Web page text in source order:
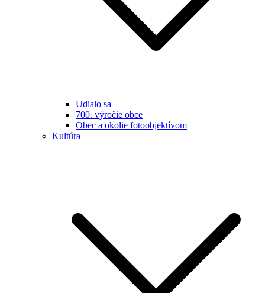
Udialo sa
700. výročie obce
Obec a okolie fotoobjektívom
Kultúra